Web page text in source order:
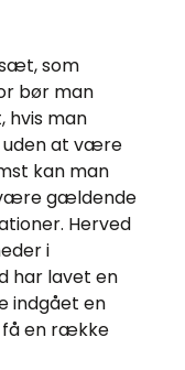
som
bør man
hvis man
at være
kan man
være gældende
Herved
i
har lavet en
indgået en
få en række